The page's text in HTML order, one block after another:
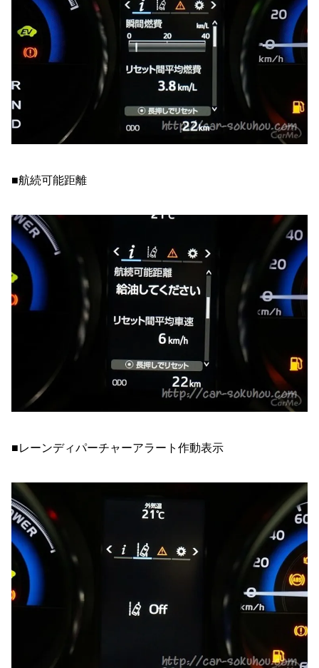
■航続可能距離
■レーンディパーチャーアラート作動表示